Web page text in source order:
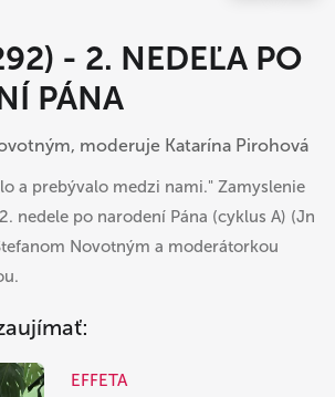
- 2. NEDEĽA PO
PÁNA
moderuje Katarína Pirohová
a prebývalo medzi nami." Zamyslenie
nedele po narodení Pána (cyklus A) (Jn
Novotným a moderátorkou
EFFETA